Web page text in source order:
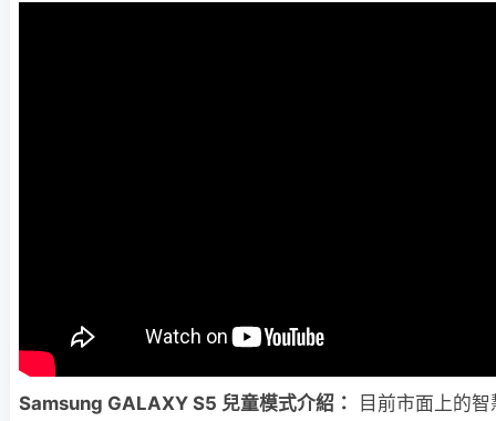
Samsung GALAXY S5 兒童模式介紹：
目前市面上的